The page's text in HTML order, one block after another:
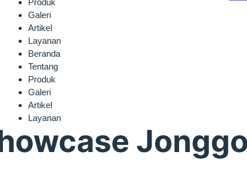
Produk
Galeri
Artikel
Layanan
Beranda
Tentang
Produk
Galeri
Artikel
Layanan